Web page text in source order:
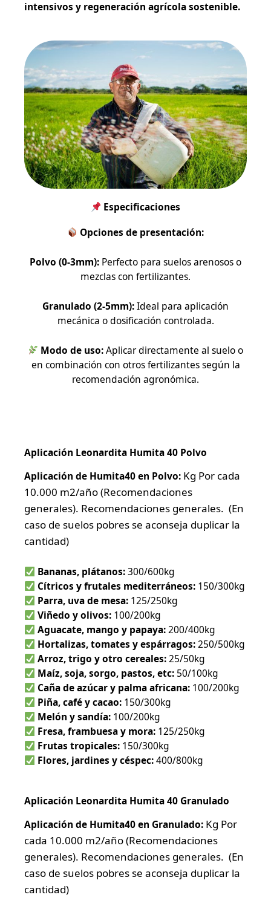
intensivos y regeneración agrícola sostenible.
Especificaciones
Opciones de presentación:
Polvo (0-3mm): Perfecto para suelos arenosos o
mezclas con fertilizantes.
Granulado (2-5mm):Ideal para aplicación
mecánica o dosificación controlada.
Modo de uso:Aplicar directamente al suelo o
en combinación con otros fertilizantes según la
recomendación agronómica.
Aplicación Leonardita Humita 40 Polvo
Aplicación de Humita40 en Polvo: Kg Por cada
10.000 m2/año (Recomendaciones
generales). Recomendaciones generales. (En
caso de suelos pobres se aconseja duplicar la
cantidad)
Bananas, plátanos:300/600kg
Cítricos y frutales mediterráneos: 150/300kg
Parra, uva de mesa: 125/250kg
Viñedo y olivos: 100/200kg
Aguacate, mango y papaya:200/400kg
Hortalizas, tomates y espárragos:250/500kg
Arroz, trigo y otro cereales:25/50kg
Maíz, soja, sorgo, pastos, etc: 50/100kg
Caña de azúcar y palma africana: 100/200kg
Piña, café y cacao: 150/300kg
Melón y sandía: 100/200kg
Fresa, frambuesa y mora: 125/250kg
Frutas tropicales: 150/300kg
Flores, jardines y céspec:400/800kg
Aplicación Leonardita Humita 40 Granulado
Aplicación de Humita40 en Granulado: Kg Por
cada 10.000 m2/año (Recomendaciones
generales). Recomendaciones generales. (En
caso de suelos pobres se aconseja duplicar la
cantidad)